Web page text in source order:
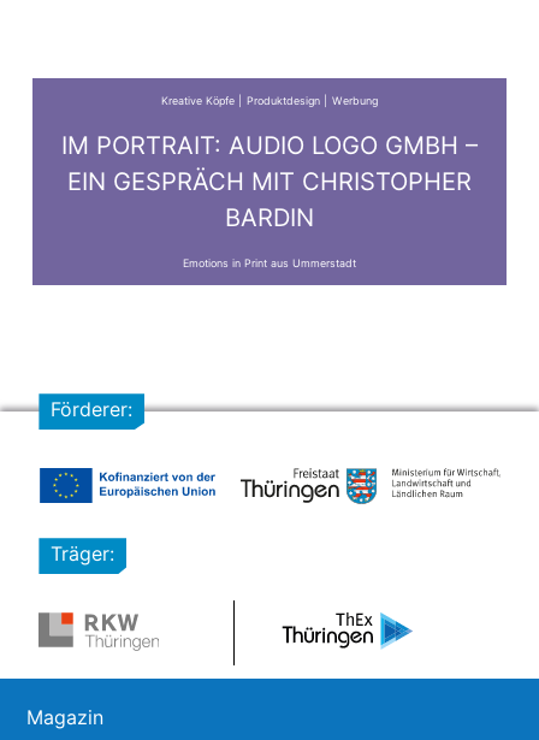
Kreative Köpfe Produktdesign Werbung
IM PORTRAIT: AUDIO LOGO GMBH –
EIN GESPRÄCH MIT CHRISTOPHER
BARDIN
Emotions in Print aus Ummerstadt
Träger:
Förderer:
Magazin